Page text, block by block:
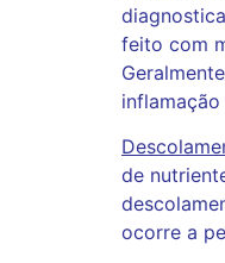
feito com
de
ocorre a